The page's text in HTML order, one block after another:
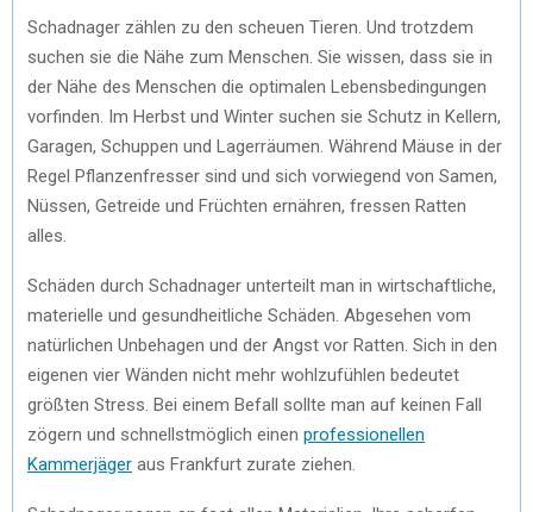
Schadnager zählen zu den scheuen Tieren. Und trotzdem
suchen sie die Nähe zum Menschen. Sie wissen, dass sie in
der Nähe des Menschen die optimalen Lebensbedingungen
vorfinden. Im Herbst und Winter suchen sie Schutz in Kellern,
Garagen, Schuppen und Lagerräumen. Während Mäuse in der
Regel Pflanzenfresser sind und sich vorwiegend von Samen,
Nüssen, Getreide und Früchten ernähren, fressen Ratten
alles.
Schäden durch Schadnager unterteilt man in wirtschaftliche,
materielle und gesundheitliche Schäden. Abgesehen vom
natürlichen Unbehagen und der Angst vor Ratten. Sich in den
eigenen vier Wänden nicht mehr wohlzufühlen bedeutet
größten Stress. Bei einem Befall sollte man auf keinen Fall
zögern und schnellstmöglich einen professionellen
Kammerjäger aus Frankfurt zurate ziehen.